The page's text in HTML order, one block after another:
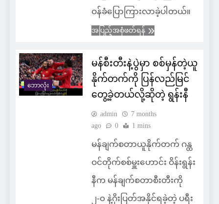
ဝန်ခံပြောကြားလာခဲ့ပါတယ်။
အပြည့်အစုံဖတ်ရန်
ဘောလုံး
မန်စီးတီးနဲ့ပွဲမှာ စစ်မှန်တဲ့ယူ
နိုက်တက်ကို ပြန်လည်မြင်
တွေ့ခဲ့တယ်လို့ဆိုတဲ့ ရွန်းနီ
admin
7 months
ago
0 1 mins
မန်ချက်စတာယူနိုက်တက် ဂန္ထ
ဝင်တိုက်စစ်မှူးဟောင်း ဝိန်းရွန်း
နီက မန်ချက်စတာစီးတီးကို
၂-၀ နဲ့ဂိုးပြတ်အနိုင်ရခဲ့တဲ့ ပရီး